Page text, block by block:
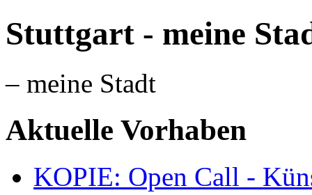
Stuttgart - meine
– meine Stadt
Aktuelle Vorhaben
KOPIE: Open Call -